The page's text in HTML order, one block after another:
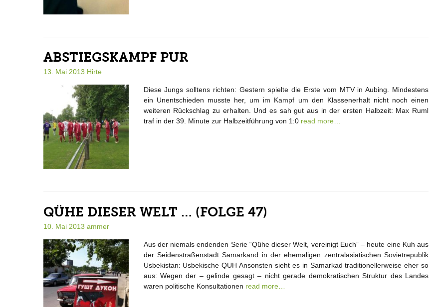
ABSTIEGSKAMPF PUR
13. Mai 2013 Hirte
Diese Jungs solltens richten: Gestern spielte die Erste vom MTV in Aubing. Mindestens
ein Unentschieden musste her, um im Kampf um den Klassenerhalt nicht noch einen
weiteren Rückschlag zu erhalten. Und es sah gut aus in der ersten Halbzeit: Max Ruml
traf in der 39. Minute zur Halbzeitführung von 1:0 read more…
QÜHE DIESER WELT … (FOLGE 47)
10. Mai 2013 ammer
Aus der niemals endenden Serie “Qühe dieser Welt, vereinigt Euch” – heute eine Kuh aus
der Seidenstraßenstadt Samarkand in der ehemaligen zentralasiatischen Sovietrepublik
Usbekistan: Usbekische QUH Ansonsten sieht es in Samarkad traditionellerweise eher so
aus: Wegen der – gelinde gesagt – nicht gerade demokratischen Struktur des Landes
waren politische Konsultationen read more…